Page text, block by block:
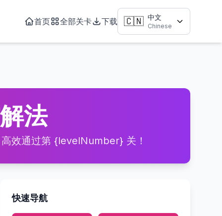
首页 全部关卡 下载 🇨🇳 中文
Chinese
法
效通过第 {levelNumber} 关！
快速导航